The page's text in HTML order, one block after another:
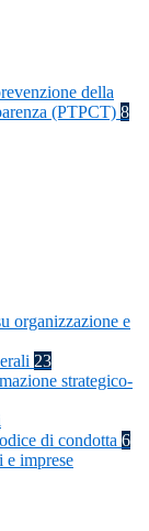
della
(PTPCT) 8
organizzazione e
23
strategico-
di condotta 6
imprese